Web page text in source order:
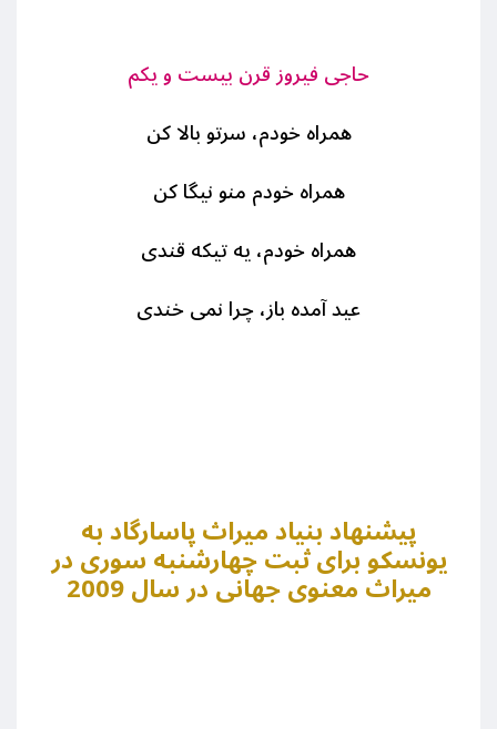
حاجی فیروز قرن بیست و یکم
همراه خودم، سرتو بالا کن
همراه خودم منو نیگا کن
همراه خودم، یه تیکه قندی
عید آمده باز، چرا نمی خندی
پيشنهاد بنياد ميراث پاسارگاد به
يونسکو برای ثبت چهارشنبه سوری در
ميراث معنوی جهانی در سال 2009